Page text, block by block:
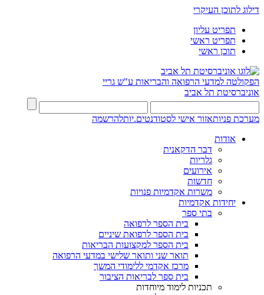
דילוג לתוכן העיקרי
תפריט עליון
תפריט ראשי
תוכן ראשי
הפקולטה למדעי הרפואה והבריאות ע"ש גריי
אוניברסיטת תל אביב
מערכת פניותאזור אישי לסטודנטים.יותלהרשמה
אודות
דבר הדקאנית
גלריות
אירועים
חדשות
משרות אקדמיות פנויות
יחידות אקדמיות
בתי ספר
בית הספר לרפואה
בית הספר לרפואת שיניים
בית הספר למקצועות הבריאות
תואר שני ותואר שלישי במדעי הרפואה
מרכז אקדמי ללימודי המשך
בית ספר לבריאות הציבור
תכניות לימוד מיוחדות